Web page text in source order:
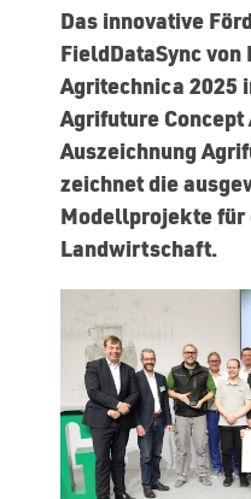
Das innovative
FieldDataSync
Agritechnica 2025
Agrifuture
Auszeichnung
zeichnet die
Modellprojekte für
Landwirtschaft.